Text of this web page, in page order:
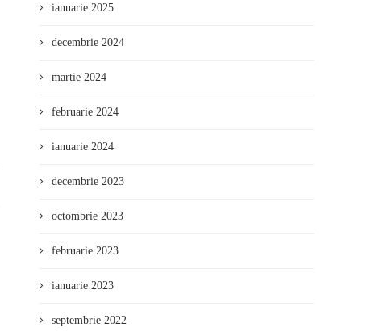
ianuarie 2025
decembrie 2024
martie 2024
februarie 2024
ianuarie 2024
decembrie 2023
octombrie 2023
februarie 2023
ianuarie 2023
septembrie 2022